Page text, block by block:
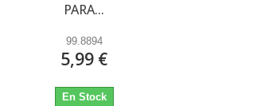
PARA...
99.8894
5,99 €
En Stock